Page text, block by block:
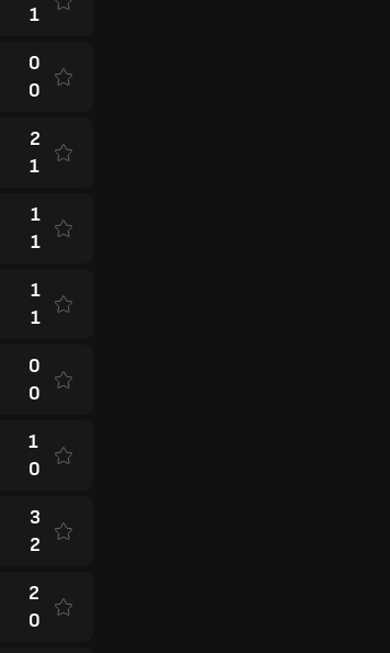
1
0
0
2
1
1
1
1
1
0
0
1
0
3
2
2
0